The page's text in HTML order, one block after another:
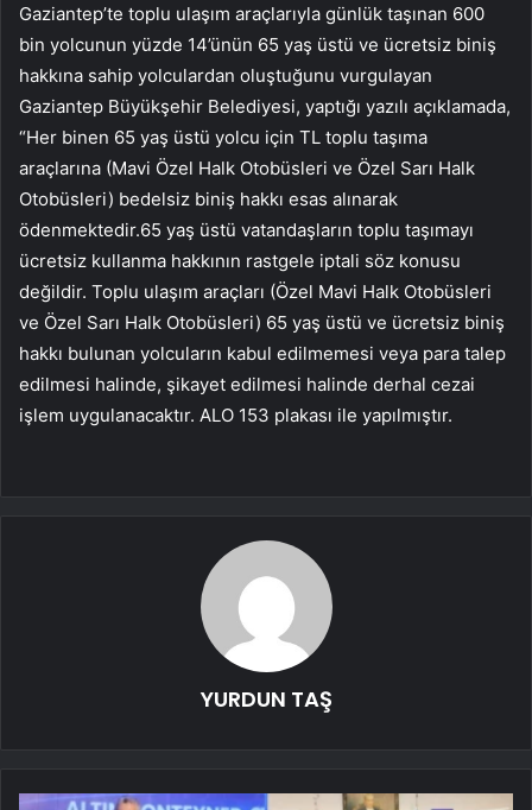
Gaziantep’te toplu ulaşım araçlarıyla günlük taşınan 600
bin yolcunun yüzde 14’ünün 65 yaş üstü ve ücretsiz biniş
hakkına sahip yolculardan oluştuğunu vurgulayan
Gaziantep Büyükşehir Belediyesi, yaptığı yazılı açıklamada,
“Her binen 65 yaş üstü yolcu için TL toplu taşıma
araçlarına (Mavi Özel Halk Otobüsleri ve Özel Sarı Halk
Otobüsleri) bedelsiz biniş hakkı esas alınarak
ödenmektedir.65 yaş üstü vatandaşların toplu taşımayı
ücretsiz kullanma hakkının rastgele iptali söz konusu
değildir. Toplu ulaşım araçları (Özel Mavi Halk Otobüsleri
ve Özel Sarı Halk Otobüsleri) 65 yaş üstü ve ücretsiz biniş
hakkı bulunan yolcuların kabul edilmemesi veya para talep
edilmesi halinde, şikayet edilmesi halinde derhal cezai
işlem uygulanacaktır. ALO 153 plakası ile yapılmıştır.
YURDUN TAŞ